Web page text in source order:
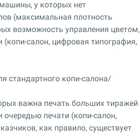
у которых нет
(максимальная плотность
возможность управления цветом,
салон, цифровая типография,
стандартного копи-салона/
важна печать больших тиражей
печати (копи-салон,
как правило, существует